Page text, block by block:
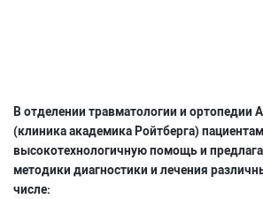
В отделении травматологии и ортопедии
(клиника академика Ройтберга)
высокотехнологичную помощь и
методики диагностики и лечения
числе: